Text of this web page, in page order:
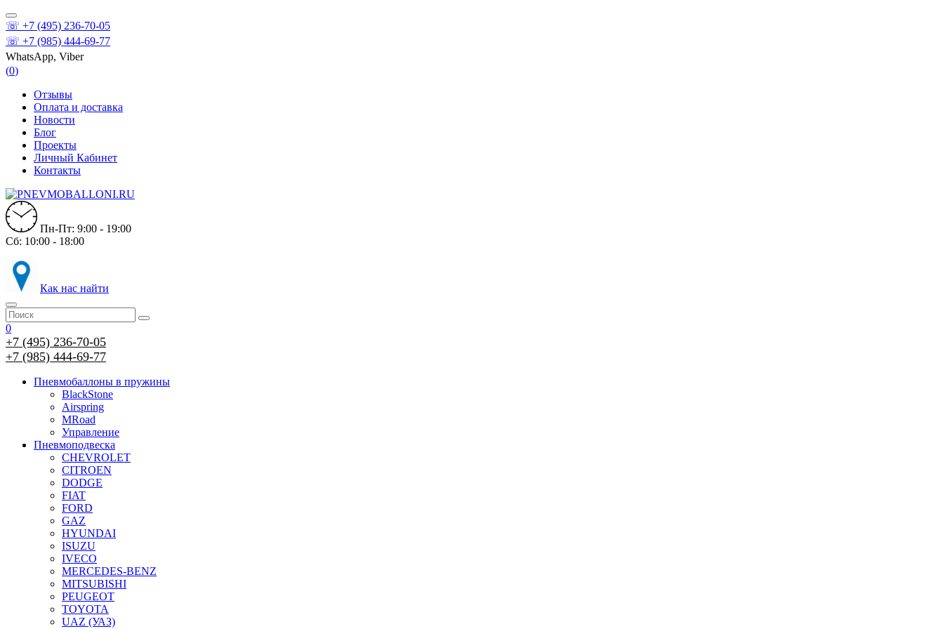
☏ +7 (495) 236-70-05
☏ +7 (985) 444-69-77
WhatsApp, Viber
(0)
Отзывы
Оплата и доставка
Новости
Блог
Проекты
Личный Кабинет
Контакты
Пн-Пт: 9:00 - 19:00
Сб: 10:00 - 18:00
Как нас найти
0
+7 (495) 236-70-05
+7 (985) 444-69-77
Пневмобаллоны в пружины
BlackStone
Airspring
MRoad
Управление
Пневмоподвеска
CHEVROLET
CITROEN
DODGE
FIAT
FORD
GAZ
HYUNDAI
ISUZU
IVECO
MERCEDES-BENZ
MITSUBISHI
PEUGEOT
TOYOTA
UAZ (УАЗ)